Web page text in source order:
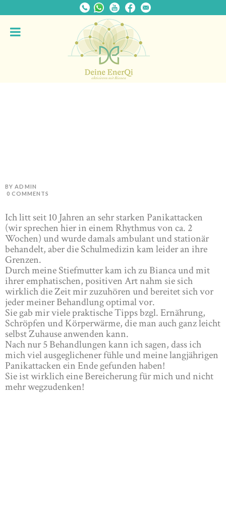
BY ADMIN
0 COMMENTS
Ich litt seit 10 Jahren an sehr starken Panikattacken
(wir sprechen hier in einem Rhythmus von ca. 2
Wochen) und wurde damals ambulant und stationär
behandelt, aber die Schulmedizin kam leider an ihre
Grenzen.
Durch meine Stiefmutter kam ich zu Bianca und mit
ihrer emphatischen, positiven Art nahm sie sich
wirklich die Zeit mir zuzuhören und bereitet sich vor
jeder meiner Behandlung optimal vor.
Sie gab mir viele praktische Tipps bzgl. Ernährung,
Schröpfen und Körperwärme, die man auch ganz leicht
selbst Zuhause anwenden kann.
Nach nur 5 Behandlungen kann ich sagen, dass ich
mich viel ausgeglichener fühle und meine langjährigen
Panikattacken ein Ende gefunden haben!
Sie ist wirklich eine Bereicherung für mich und nicht
mehr wegzudenken!